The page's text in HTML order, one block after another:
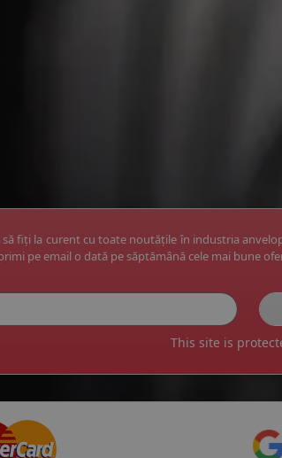
să fiți la curent cu toate noutățile în industria
pe email o dată pe săptămână cele mai bune
This site is